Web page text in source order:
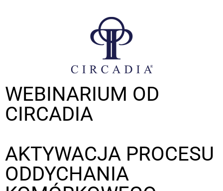
WEBINARIUM OD
CIRCADIA
AKTYWACJA PROCESU
ODDYCHANIA